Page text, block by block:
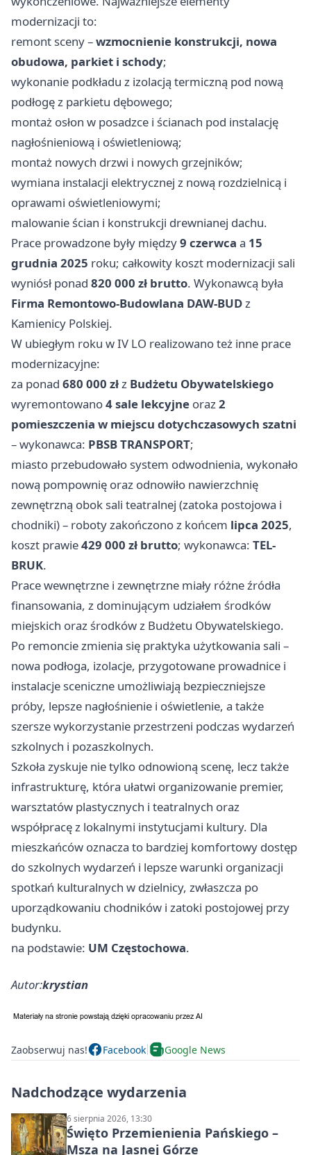
modernizacji to:
remont sceny –wzmocnienie konstrukcji, nowa
obudowa, parkiet i schody;
wykonanie podkładu z izolacją termiczną pod nową
podłogę z parkietu dębowego;
montaż osłon w posadzce i ścianach pod instalację
nagłośnieniową i oświetleniową;
montaż nowych drzwi i nowych grzejników;
wymiana instalacji elektrycznej z nową rozdzielnicą i
oprawami oświetleniowymi;
malowanie ścian i konstrukcji drewnianej dachu.
Prace prowadzone były między9 czerwca a 15
grudnia 2025 roku; całkowity koszt modernizacji sali
wyniósł ponad 820 000 zł brutto. Wykonawcą była
Firma Remontowo-Budowlana DAW-BUDz
Kamienicy Polskiej.
W ubiegłym roku w IV LO realizowano też inne prace
modernizacyjne:
za ponad 680 000 złz Budżetu Obywatelskiego
wyremontowano4 sale lekcyjne oraz2
pomieszczenia w miejscu dotychczasowych szatni
– wykonawca: PBSB TRANSPORT;
miasto przebudowało system odwodnienia, wykonało
nową pompownię oraz odnowiło nawierzchnię
zewnętrzną obok sali teatralnej (zatoka postojowa i
chodniki) – roboty zakończono z końcem lipca 2025,
koszt prawie429 000 zł brutto; wykonawca: TEL-
BRUK.
Prace wewnętrzne i zewnętrzne miały różne źródła
finansowania, z dominującym udziałem środków
miejskich oraz środków z Budżetu Obywatelskiego.
Po remoncie zmienia się praktyka użytkowania sali –
nowa podłoga, izolacje, przygotowane prowadnice i
instalacje sceniczne umożliwiają bezpieczniejsze
próby, lepsze nagłośnienie i oświetlenie, a także
szersze wykorzystanie przestrzeni podczas wydarzeń
szkolnych i pozaszkolnych.
Szkoła zyskuje nie tylko odnowioną scenę, lecz także
infrastrukturę, która ułatwi organizowanie premier,
warsztatów plastycznych i teatralnych oraz
współpracę z lokalnymi instytucjami kultury. Dla
mieszkańców oznacza to bardziej komfortowy dostęp
do szkolnych wydarzeń i lepsze warunki organizacji
spotkań kulturalnych w dzielnicy, zwłaszcza po
uporządkowaniu chodników i zatoki postojowej przy
budynku.
na podstawie: UM Częstochowa.
Autor:krystian
Zaobserwuj nas! Facebook Google News
Nadchodzące wydarzenia
6 sierpnia 2026, 13:30
Święto Przemienienia Pańskiego –
Msza na Jasnej Górze